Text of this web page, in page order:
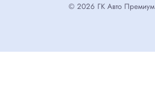
© 2026 ГК Авто Премиум